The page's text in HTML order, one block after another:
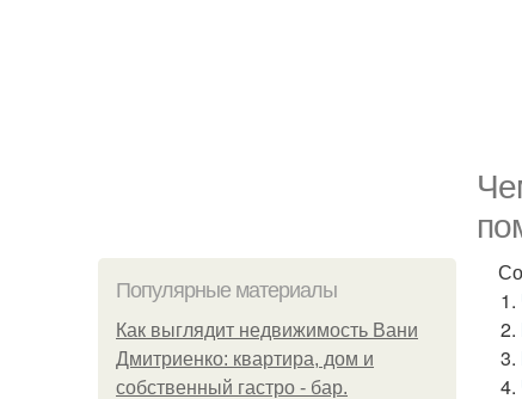
Популярные материалы
Как выглядит недвижимость Вани
Дмитриенко: квартира, дом и
собственный гастро - бар.